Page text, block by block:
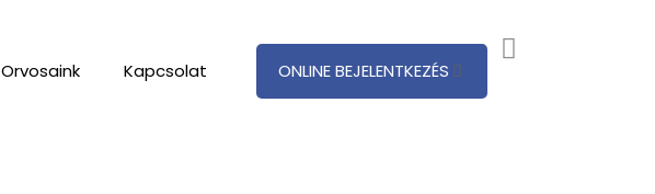
Orvosaink Kapcsolat ONLINE BEJELENTKEZÉS